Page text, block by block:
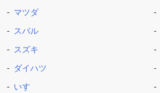
マツダ
スバル
スズキ
ダイハツ
いすゞ